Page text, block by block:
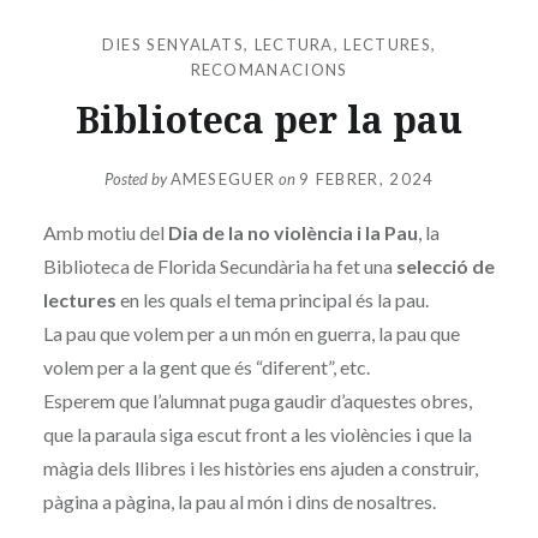
DIES SENYALATS, LECTURA,LECTURES,
RECOMANACIONS
Biblioteca per la pau
Posted byAMESEGUER on 9 FEBRER, 2024
Amb motiu del Dia de la no violència i la Pau, la
Biblioteca de Florida Secundària ha fet una selecció de
lectures en les quals el tema principal és la pau.
La pau que volem per a un món en guerra, la pau que
volem per a la gent que és “diferent”, etc.
Esperem que l’alumnat puga gaudir d’aquestes obres,
que la paraula siga escut front a les violències i que la
màgia dels llibres i les històries ens ajuden a construir,
pàgina a pàgina, la pau al món i dins de nosaltres.